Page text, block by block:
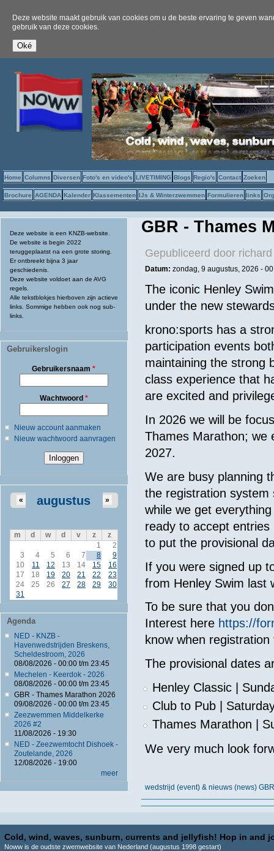
Deze website maakt gebruik van cookies om u de beste ervaring te geven
gebruik van deze cookies.
Home Columns Diversen Foto's en video's LIVETIMING Blogs Regio's Contact Zoeken
Brochure AGENDA Kalender Klassementen IJs & Winterzwemmen Formulieren links
Deze website is een KNZB-website.
De website is begin 2022
teruggeplaatst na een grote storing.
Er ontbreekt bijna 3 jaar
geschiedenis.
Deze website voldoet aan de AVG
regels.
Alle tekstblokjes hierboven zijn actieve
links. Sommige hebben ook nog sub-
links.
Gebruikerslogin
Gebruikersnaam*
Wachtwoord *
Nieuw account aanmaken
Nieuw wachtwoord aanvragen
augustus
« »
m d w d v z
z
1
2
3
4 5 6 7 8
9
10
11 12 13 14 15
16
17
18 19 20 21 22
23
24
25 26 27 28 29
30
31
Agenda
NED - KNZB -
Havenwedstrijden Breskens,
Scheldestroom, 2026
08/08/2026 - 00:00t/m 23:45
Mechelen - Keerdok - 2026
08/08/2026 - 00:00t/m 23:45
GBR - Thames Marathon 2026
09/08/2026 - 00:00t/m 23:45
Zeezwemmen Middelkerke
2026 #2
11/08/2026 - 19:30
NED - Zeezwemtocht Dishoek -
Zoutelande, 2026
12/08/2026 - 19:00
meer
GBR - Thames
Gepubliceerd door
Datum: zondag, 9 augustus, 2026 -
The iconic Henley
under the new
krono:sports has a
participation events
maintaining the strong
class experience that
are excited and
In 2026 we will be
Thames Marathon; we
2027.
We are busy planning
the registration
while we get
ready to accept
to put the provisional
If you were signed up
from Henley Swim last
To be sure that you
Interest here https://
know when
The provisional dates
Henley Classic |
Club to Pub |
Thames Marathon |
We very much look
wedstrijd (event) & nieuws (news)
Cold, wind, waves, sunburn, currents and jellyfish! Hop in and
Noww is de oudste zwemwebsite van Nederland (augustus 1998 gestart)